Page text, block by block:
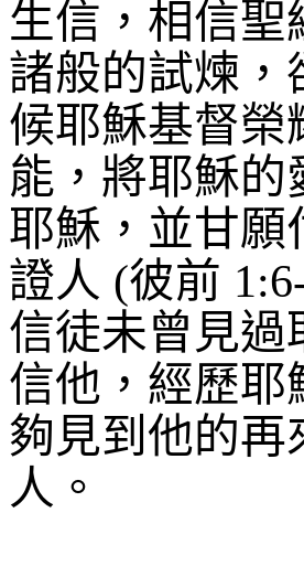
生信，相信聖
諸般的試煉，
候耶穌基督榮
能，將耶穌
耶穌，並甘願
證人 (彼前
信徒未曾見過
信他，經歷耶
夠見到他的再
人。